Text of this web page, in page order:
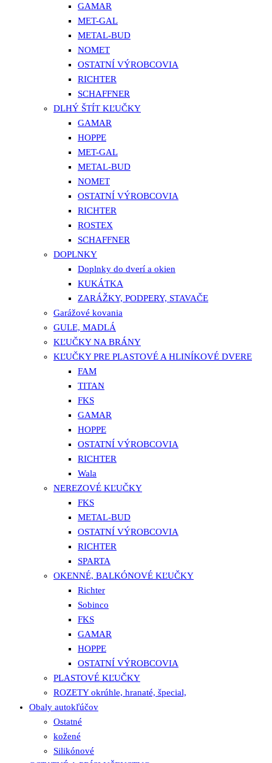
GAMAR
MET-GAL
METAL-BUD
NOMET
OSTATNÍ VÝROBCOVIA
RICHTER
SCHAFFNER
DLHÝ ŠTÍT KĽUČKY
GAMAR
HOPPE
MET-GAL
METAL-BUD
NOMET
OSTATNÍ VÝROBCOVIA
RICHTER
ROSTEX
SCHAFFNER
DOPLNKY
Doplnky do dverí a okien
KUKÁTKA
ZARÁŽKY, PODPERY, STAVAČE
Garážové kovania
GULE, MADLÁ
KĽUČKY NA BRÁNY
KĽUČKY PRE PLASTOVÉ A HLINÍKOVÉ DVERE
FAM
TITAN
FKS
GAMAR
HOPPE
OSTATNÍ VÝROBCOVIA
RICHTER
Wala
NEREZOVÉ KĽUČKY
FKS
METAL-BUD
OSTATNÍ VÝROBCOVIA
RICHTER
SPARTA
OKENNÉ, BALKÓNOVÉ KĽUČKY
Richter
Sobinco
FKS
GAMAR
HOPPE
OSTATNÍ VÝROBCOVIA
PLASTOVÉ KĽUČKY
ROZETY okrúhle, hranaté, špecial,
Obaly autokľúčov
Ostatné
kožené
Silikónové